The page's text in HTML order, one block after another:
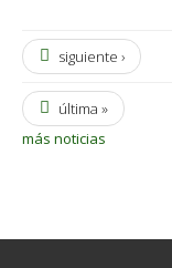
siguiente ›
última »
más noticias